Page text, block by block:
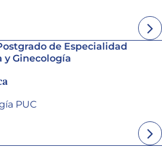
de Especialidad
y Ginecología
PUC